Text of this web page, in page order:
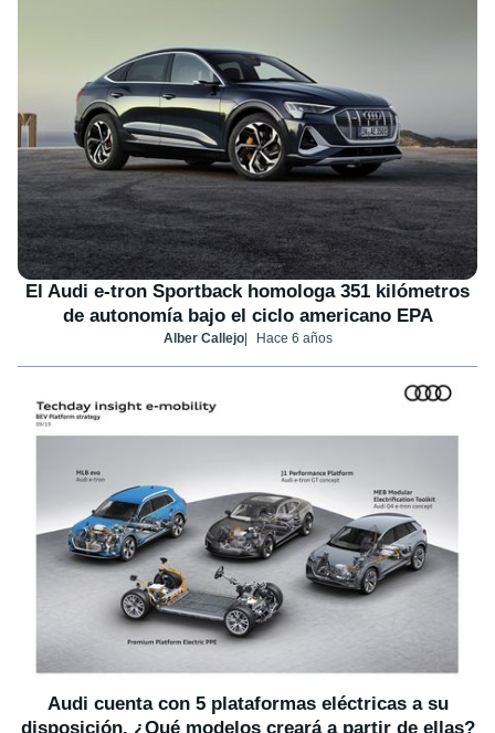
El Audi e-tron Sportback homologa 351 kilómetros
de autonomía bajo el ciclo americano EPA
Alber Callejo Hace 6 años
Audi cuenta con 5 plataformas eléctricas a su
disposición. ¿Qué modelos creará a partir de ellas?